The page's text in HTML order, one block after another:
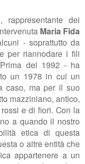
, rappresentante dei
Maria Fida
- soprattutto da
per riannodare i fili
rima del 1992 - ha
un 1978 in cui un
caso, ma per il suo
mazziniano, antico,
e di fiori. Con la
a quando il nostro
etica di questa
o altre entità che
appartenere a un